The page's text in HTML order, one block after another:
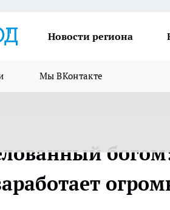
Новости региона
Мы ВКонтакте